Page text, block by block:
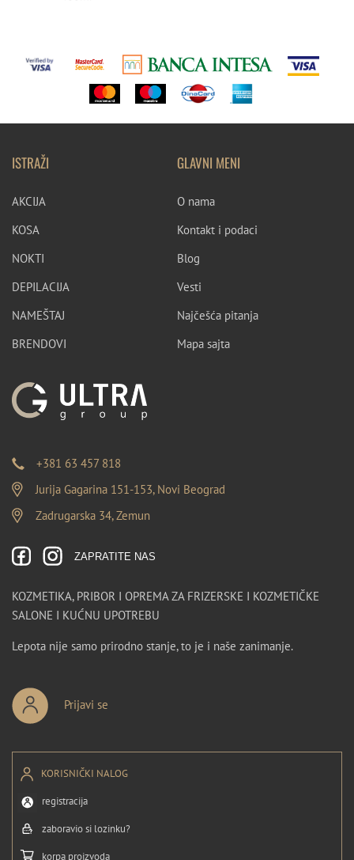
ISTRAŽI
AKCIJA
KOSA
NOKTI
DEPILACIJA
NAMEŠTAJ
BRENDOVI
GLAVNI MENI
O nama
Kontakt i podaci
Blog
Vesti
Najčešća pitanja
Mapa sajta
+381 63 457 818
Jurija Gagarina 151-153, Novi Beograd
Zadrugarska 34, Zemun
ZAPRATITE NAS
KOZMETIKA, PRIBOR I OPREMA ZA FRIZERSKE I KOZMETIČKE
SALONE I KUĆNU UPOTREBU
Lepota nije samo prirodno stanje, to je i naše zanimanje.
Prijavi se
KORISNIČKI NALOG
registracija
zaboravio si lozinku?
korpa proizvoda